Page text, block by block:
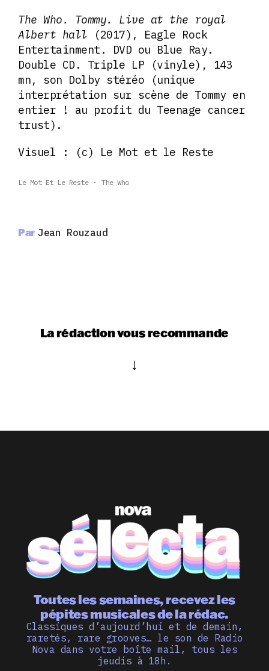
The Who. Tommy. Live at the royal
Albert hall
(2017), Eagle Rock
Entertainment. DVD ou Blue Ray.
Double CD. Triple LP (vinyle), 143
mn, son Dolby stéréo (unique
interprétation sur scène de Tommy en
entier ! au profit du Teenage cancer
trust).
Visuel : (c) Le Mot et le Reste
Le Mot Et Le Reste The Who
Par Jean Rouzaud
La rédaction vous recommande
Toutes les semaines, recevez les
pépites musicales de la rédac.
Classiques d’aujourd’hui et de demain,
raretés, rare grooves… le son de Radio
Nova dans votre boîte mail, tous les
jeudis à 18h.